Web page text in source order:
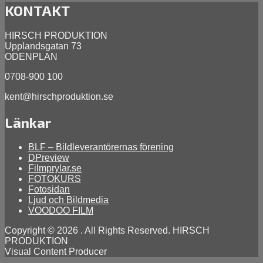
7,
2014
KONTAKT
HIRSCH PRODUKTION
Upplandsgatan 73
ODENPLAN
0708-900 100
kent@hirschproduktion.se
Länkar
BLF – Bildleverantörernas förening
DPreview
Filmprylar.se
FOTOKURS
Fotosidan
Ljud och Bildmedia
VOODOO FILM
Copyright © 2026 . All Rights Reserved. HIRSCH
PRODUKTION
Visual Content Producer